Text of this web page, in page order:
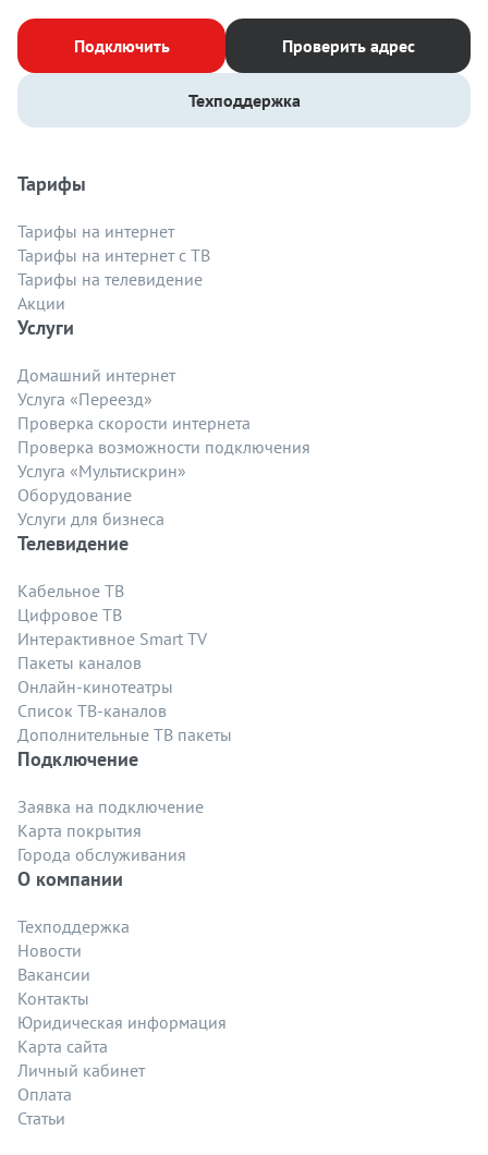
Подключить Проверить адрес
Техподдержка
Тарифы
Тарифы на интернет
Тарифы на интернет с ТВ
Тарифы на телевидение
Акции
Услуги
Домашний интернет
Услуга «Переезд»
Проверка скорости интернета
Проверка возможности подключения
Услуга «Мультискрин»
Оборудование
Услуги для бизнеса
Телевидение
Кабельное ТВ
Цифровое ТВ
Интерактивное Smart TV
Пакеты каналов
Онлайн-кинотеатры
Список ТВ-каналов
Дополнительные ТВ пакеты
Подключение
Заявка на подключение
Карта покрытия
Города обслуживания
О компании
Техподдержка
Новости
Вакансии
Контакты
Юридическая информация
Карта сайта
Личный кабинет
Оплата
Статьи